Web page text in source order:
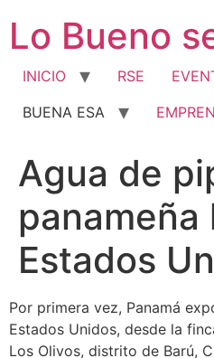
contenido
Lo Bueno
INICIO RSE
BUENA ESA
Agua de
panameña
Estados
Por primera vez, Panamá
Estados Unidos, desde la
Los Olivos, distrito de Barú,